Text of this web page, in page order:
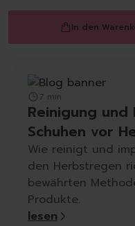
In den
7 min
Reinigung
Schuhen vor
Wie reinigt und
den Herbstregen
bewährten
Produkte.
lesen